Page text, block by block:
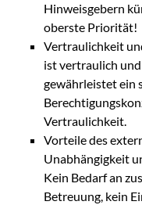
Hinweisgebern
oberste Priorität!
Vertraulichkeit
ist vertraulich
gewährleistet ein
Vertraulichkeit.
Vorteile des
Unabhängigkeit
Kein Bedarf an
Betreuung, kein